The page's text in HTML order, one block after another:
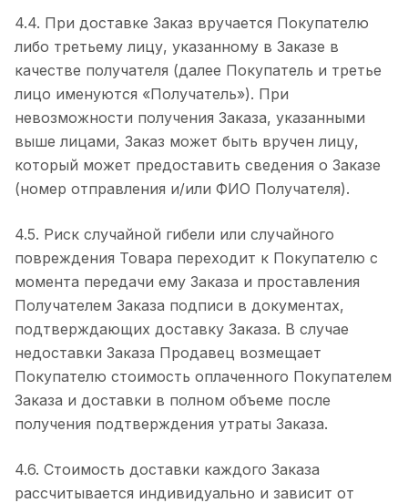
4.4. При доставке Заказ вручается Покупателю
либо третьему лицу, указанному в Заказе в
качестве получателя (далее Покупатель и третье
лицо именуются «Получатель»). При
невозможности получения Заказа, указанными
выше лицами, Заказ может быть вручен лицу,
который может предоставить сведения о Заказе
(номер отправления и/или ФИО Получателя).
4.5. Риск случайной гибели или случайного
повреждения Товара переходит к Покупателю с
момента передачи ему Заказа и проставления
Получателем Заказа подписи в документах,
подтверждающих доставку Заказа. В случае
недоставки Заказа Продавец возмещает
Покупателю стоимость оплаченного Покупателем
Заказа и доставки в полном объеме после
получения подтверждения утраты Заказа.
4.6. Стоимость доставки каждого Заказа
рассчитывается индивидуально и зависит от